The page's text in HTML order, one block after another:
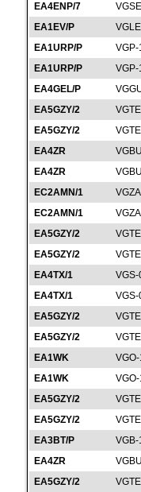
EA4ENP/7
EA1EV/P
EA1URP/P
EA1URP/P
EA4GEL/P
EA5GZY/2
EA5GZY/2
EA4ZR
EA4ZR
EC2AMN/1
EC2AMN/1
EA5GZY/2
EA5GZY/2
EA4TX/1
EA4TX/1
EA5GZY/2
EA5GZY/2
EA1WK
EA1WK
EA5GZY/2
EA5GZY/2
EA3BT/P
EA4ZR
EA5GZY/2